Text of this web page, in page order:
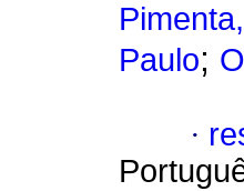
Paulo;
·